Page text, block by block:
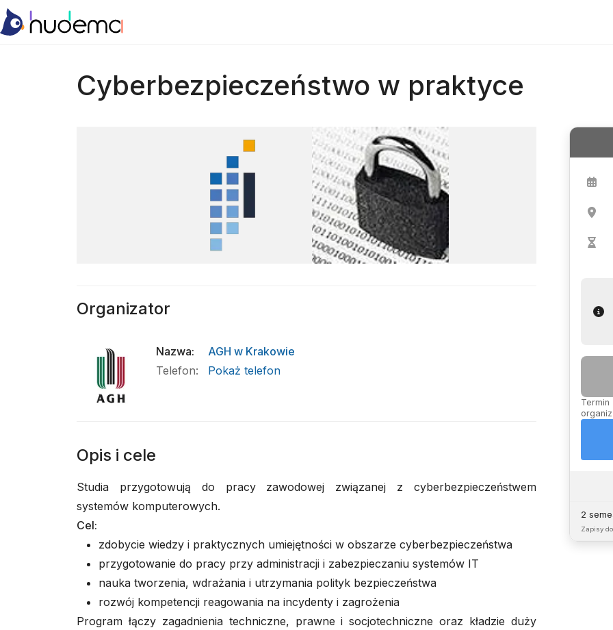
Cyberbezpieczeństwo w praktyce
Termin
2
Zapisy do
Organizator
Nazwa:
AGH w Krakowie
Telefon: Pokaż telefon
Opis i cele
Studia przygotowują do pracy zawodowej związanej z cyberbezpieczeństwem
systemów komputerowych.
Cel:
zdobycie wiedzy i praktycznych umiejętności w obszarze cyberbezpieczeństwa
przygotowanie do pracy przy administracji i zabezpieczaniu systemów IT
nauka tworzenia, wdrażania i utrzymania polityk bezpieczeństwa
rozwój kompetencji reagowania na incydenty i zagrożenia
Program łączy zagadnienia techniczne, prawne i socjotechniczne oraz kładzie duży